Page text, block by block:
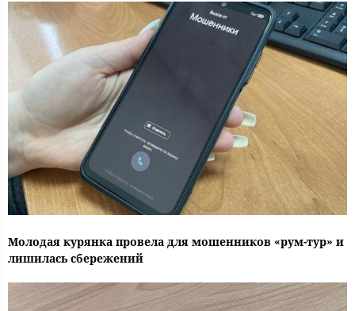
Молодая курянка провела для мошенников «рум-тур» и
лишилась сбережений